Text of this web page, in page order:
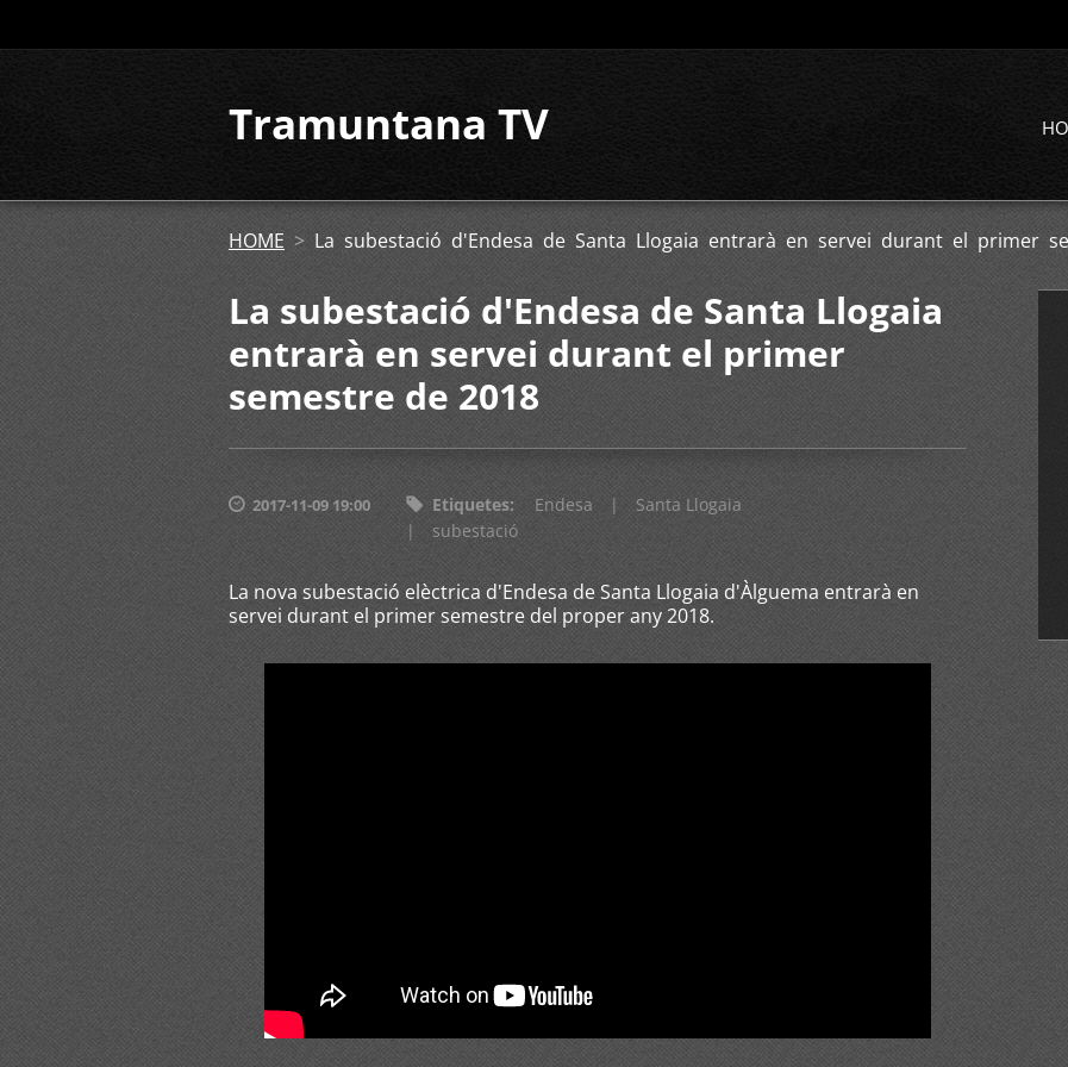
Tramuntana TV
HOME > La subestació d'Endesa de Santa Llogaia entrarà en servei durant el primer
La subestació d'Endesa de Santa Llogaia
entrarà en servei durant el primer
semestre de 2018
2017-11-09 19:00 Etiquetes: Endesa |
Santa Llogaia
|
subestació
La nova subestació elèctrica d'Endesa de Santa Llogaia d'Àlguema entrarà en
servei durant el primer semestre del proper any 2018.